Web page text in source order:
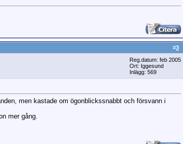
#3
Reg.datum: feb 2005
Ort: Iggesund
Inlägg: 569
men kastade om ögonblickssnabbt och försvann i
mer gång.